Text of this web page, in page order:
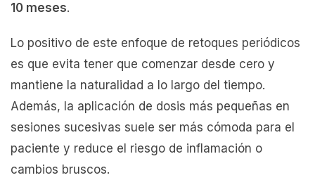
10 meses.
Lo positivo de este enfoque de retoques periódicos
es que evita tener que comenzar desde cero y
mantiene la naturalidad a lo largo del tiempo.
Además, la aplicación de dosis más pequeñas en
sesiones sucesivas suele ser más cómoda para el
paciente y reduce el riesgo de inflamación o
cambios bruscos.